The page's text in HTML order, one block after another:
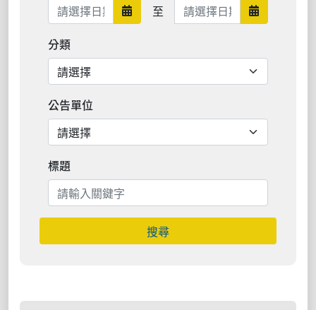
日期範圍開始
至 日期範圍結束 日期範圍
分類
公告單位
標題
搜尋